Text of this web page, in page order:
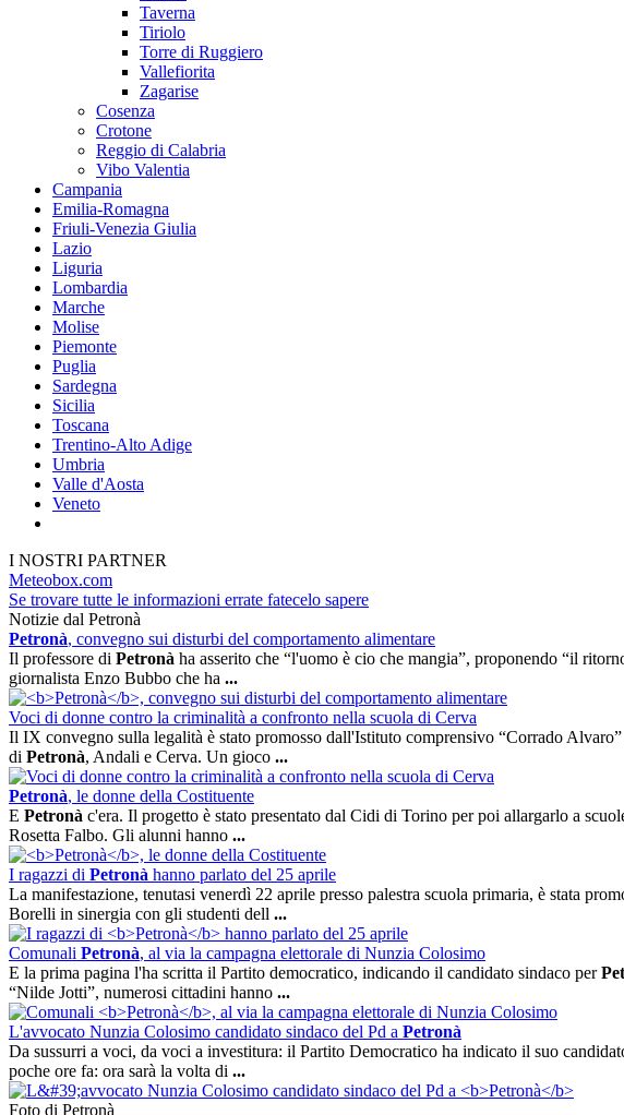
Taverna
Tiriolo
Torre di Ruggiero
Vallefiorita
Zagarise
Cosenza
Crotone
Reggio di Calabria
Vibo Valentia
Campania
Emilia-Romagna
Friuli-Venezia Giulia
Lazio
Liguria
Lombardia
Marche
Molise
Piemonte
Puglia
Sardegna
Sicilia
Toscana
Trentino-Alto Adige
Umbria
Valle d'Aosta
Veneto
I NOSTRI PARTNER
Meteobox.com
Se trovare tutte le informazioni errate fatecelo sapere
Notizie dal Petronà
Petronà, convegno sui disturbi del comportamento alimentare
Il professore di Petronà ha asserito che “l'uomo è cio che mangia”, proponendo “il
giornalista Enzo Bubbo che ha ...
Voci di donne contro la criminalità a confronto nella scuola di Cerva
Il IX convegno sulla legalità è stato promosso dall'Istituto comprensivo “Corrado
di Petronà, Andali e Cerva. Un gioco ...
Petronà, le donne della Costituente
E Petronà c'era. Il progetto è stato presentato dal Cidi di Torino per poi allargarlo a
Rosetta Falbo. Gli alunni hanno ...
I ragazzi di Petronà hanno parlato del 25 aprile
La manifestazione, tenutasi venerdì 22 aprile presso palestra scuola primaria, è stata
Borelli in sinergia con gli studenti dell ...
Comunali Petronà, al via la campagna elettorale di Nunzia Colosimo
E la prima pagina l'ha scritta il Partito democratico, indicando il candidato sindaco per
“Nilde Jotti”, numerosi cittadini hanno ...
L'avvocato Nunzia Colosimo candidato sindaco del Pd a Petronà
Da sussurri a voci, da voci a investitura: il Partito Democratico ha indicato il suo
poche ore fa: ora sarà la volta di ...
Foto di Petronà